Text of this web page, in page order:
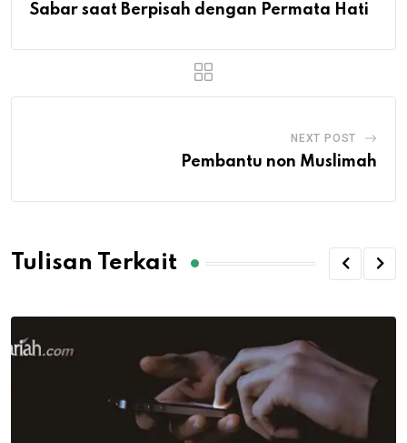
Sabar saat Berpisah dengan Permata Hati
NEXT POST
Pembantu non Muslimah
Tulisan Terkait